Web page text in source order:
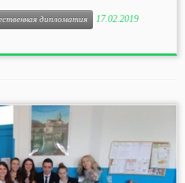
дипломатия
17.02.2019